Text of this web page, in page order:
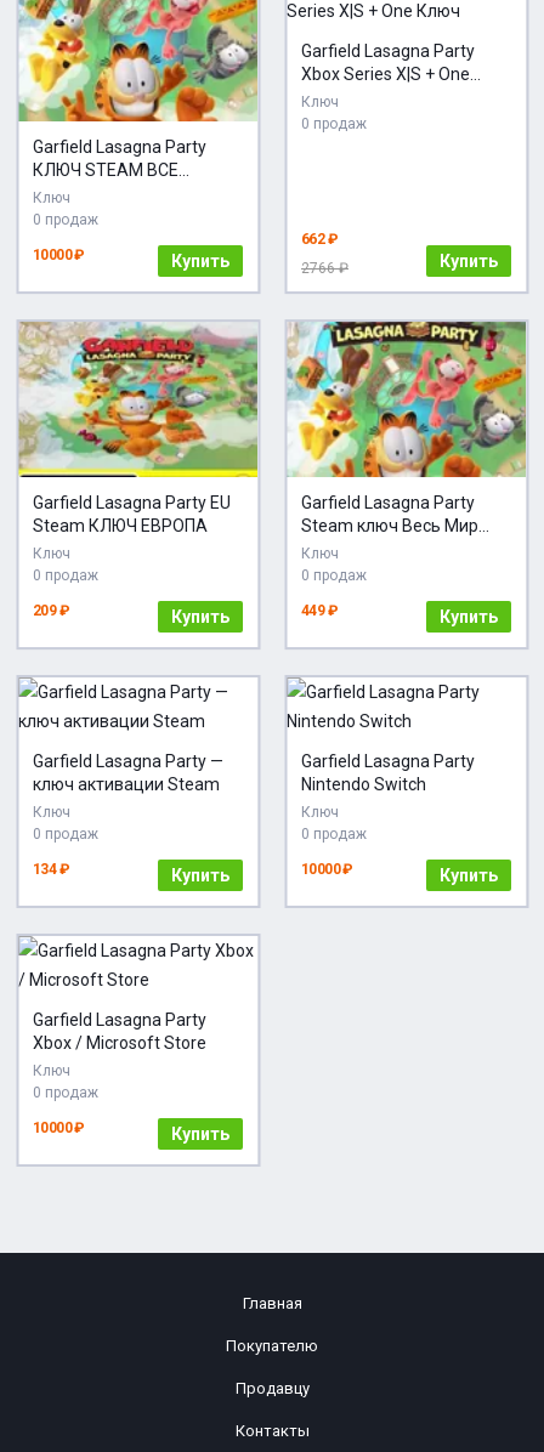
Garfield Lasagna Party
КЛЮЧ STEAM ВСЕ
СТРАНЫ
Ключ
0 продаж
10000 ₽ Купить
Garfield Lasagna Party
Xbox Series X|S + One
Ключ
Ключ
0 продаж
662 ₽
2766 ₽
Купить
Garfield Lasagna Party EU
Steam КЛЮЧ ЕВРОПА
Ключ
0 продаж
209 ₽ Купить
Garfield Lasagna Party
Steam ключ Весь Мир
Global + RU/CIS РФ Россия
СНГ стим
Ключ
0 продаж
449 ₽ Купить
Garfield Lasagna Party —
ключ активации Steam
Ключ
0 продаж
134 ₽ Купить
Garfield Lasagna Party
Nintendo Switch
Ключ
0 продаж
10000 ₽ Купить
Garfield Lasagna Party
Xbox / Microsoft Store
Ключ
0 продаж
10000 ₽ Купить
Главная
Покупателю
Продавцу
Контакты